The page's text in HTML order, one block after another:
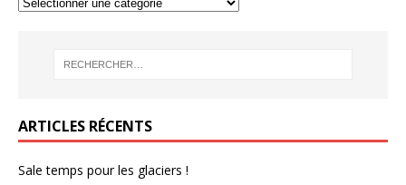
ARTICLES RÉCENTS
Sale temps pour les glaciers !